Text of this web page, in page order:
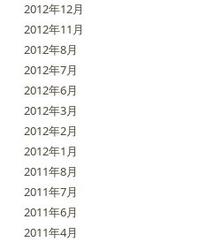
2012年12月
2012年11月
2012年8月
2012年7月
2012年6月
2012年3月
2012年2月
2012年1月
2011年8月
2011年7月
2011年6月
2011年4月